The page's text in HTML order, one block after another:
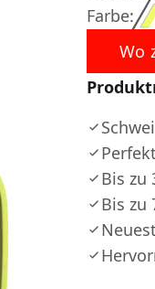
Farbe:
Wo
Bis zu
Bis zu